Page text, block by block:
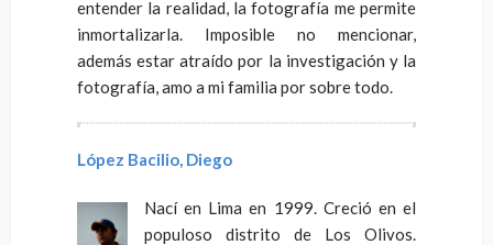
entender la realidad, la fotografía me permite
inmortalizarla. Imposible no mencionar,
además estar atraído por la investigación y la
fotografía, amo a mi familia por sobre todo.
López Bacilio, Diego
Nací en Lima en 1999. Creció en el
populoso distrito de Los Olivos.